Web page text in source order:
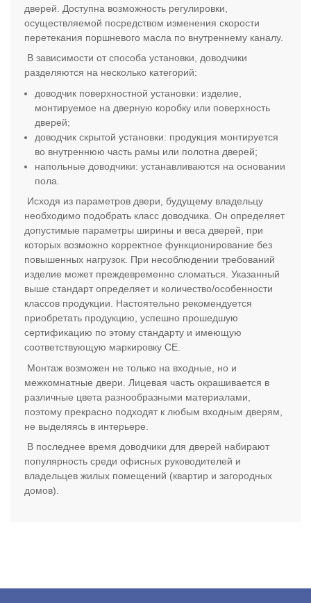
дверей. Доступна возможность регулировки,
осуществляемой посредством изменения скорости
перетекания поршневого масла по внутреннему каналу.
В зависимости от способа установки, доводчики
разделяются на несколько категорий:
доводчик поверхностной установки: изделие,
монтируемое на дверную коробку или поверхность
дверей;
доводчик скрытой установки: продукция монтируется
во внутреннюю часть рамы или полотна дверей;
напольные доводчики: устанавливаются на основании
пола.
Исходя из параметров двери, будущему владельцу
необходимо подобрать класс доводчика. Он определяет
допустимые параметры ширины и веса дверей, при
которых возможно корректное функционирование без
повышенных нагрузок. При несоблюдении требований
изделие может преждевременно сломаться. Указанный
выше стандарт определяет и количество/особенности
классов продукции. Настоятельно рекомендуется
приобретать продукцию, успешно прошедшую
сертификацию по этому стандарту и имеющую
соответствующую маркировку СЕ.
Монтаж возможен не только на входные, но и
межкомнатные двери. Лицевая часть окрашивается в
различные цвета разнообразными материалами,
поэтому прекрасно подходят к любым входным дверям,
не выделяясь в интерьере.
В последнее время доводчики для дверей набирают
популярность среди офисных руководителей и
владельцев жилых помещений (квартир и загородных
домов).